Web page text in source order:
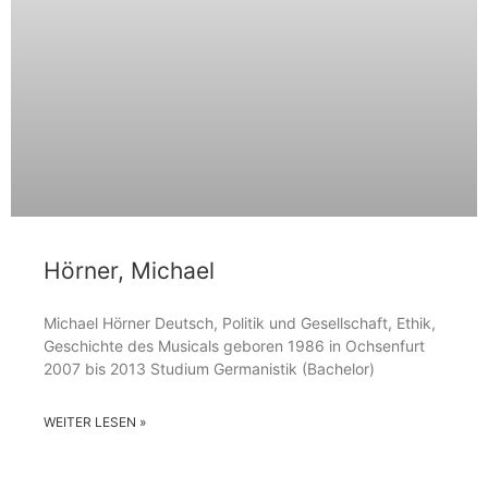
Hörner, Michael
Michael Hörner Deutsch, Politik und Gesellschaft, Ethik,
Geschichte des Musicals geboren 1986 in Ochsenfurt
2007 bis 2013 Studium Germanistik (Bachelor)
WEITER LESEN »